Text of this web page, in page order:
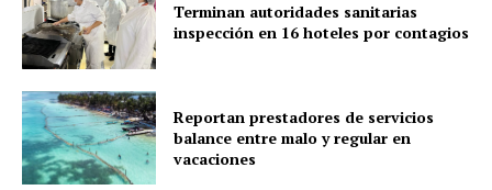
Terminan autoridades sanitarias
inspección en 16 hoteles por contagios
Reportan prestadores de servicios
balance entre malo y regular en
vacaciones